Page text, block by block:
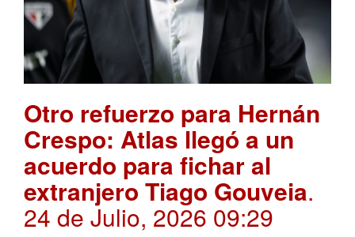
Otro refuerzo para Hernán
Crespo: Atlas llegó a un
acuerdo para fichar al
extranjero Tiago Gouveia.
24 de Julio, 2026 09:29